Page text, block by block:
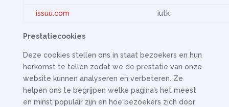
issuu.com iutk
Prestatiecookies
Deze cookies stellen ons in staat bezoekers en hun
herkomst te tellen zodat we de prestatie van onze
website kunnen analyseren en verbeteren. Ze
helpen ons te begrijpen welke pagina’s het meest
en minst populair zijn en hoe bezoekers zich door